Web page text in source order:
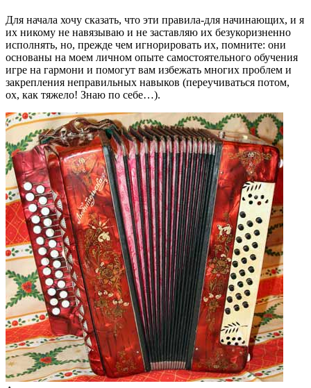
Для начала хочу сказать, что эти правила-для начинающих, и я
их никому не навязываю и не заставляю их безукоризненно
исполнять, но, прежде чем игнорировать их, помните: они
основаны на моем личном опыте самостоятельного обучения
игре на гармони и помогут вам избежать многих проблем и
закрепления неправильных навыков (переучиваться потом,
ох, как тяжело! Знаю по себе…).